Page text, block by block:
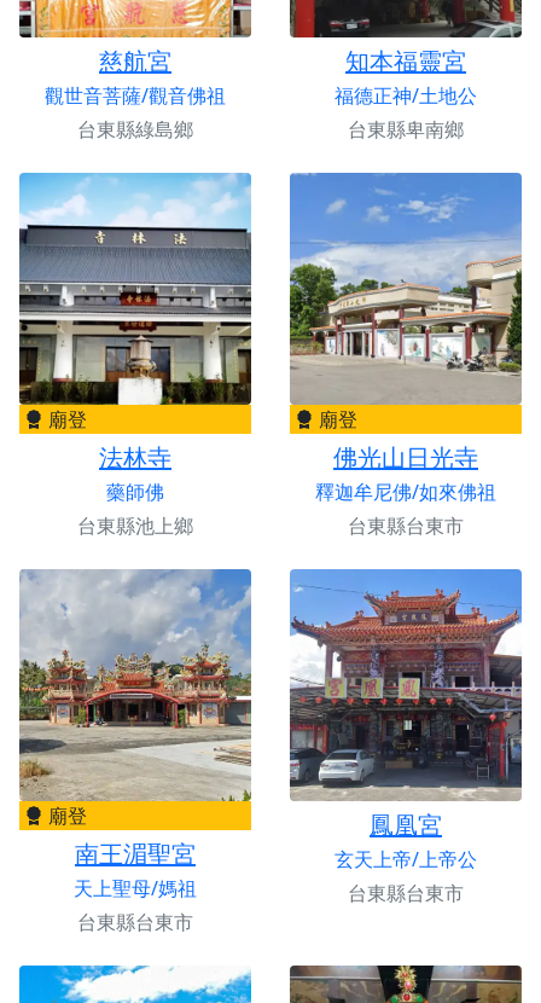
慈航宮
觀世音菩薩/觀音佛祖
台東縣綠島鄉
知本福靈宮
福德正神/土地公
台東縣卑南鄉
廟登
法林寺
藥師佛
台東縣池上鄉
廟登
佛光山日光寺
釋迦牟尼佛/如來佛祖
台東縣台東市
廟登
南王湄聖宮
天上聖母/媽祖
台東縣台東市
鳳凰宮
玄天上帝/上帝公
台東縣台東市